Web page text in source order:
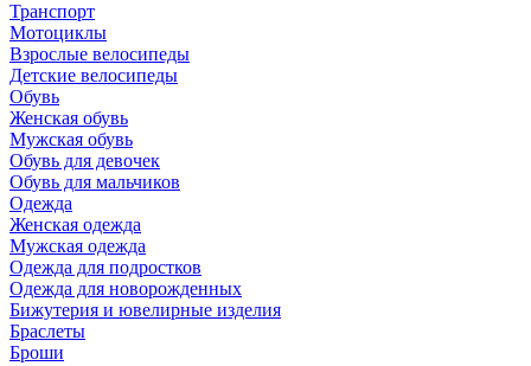
Транспорт
Мотоциклы
Взрослые велосипеды
Детские велосипеды
Обувь
Женская обувь
Мужская обувь
Обувь для девочек
Обувь для мальчиков
Одежда
Женская одежда
Мужская одежда
Одежда для подростков
Одежда для новорожденных
Бижутерия и ювелирные изделия
Браслеты
Броши